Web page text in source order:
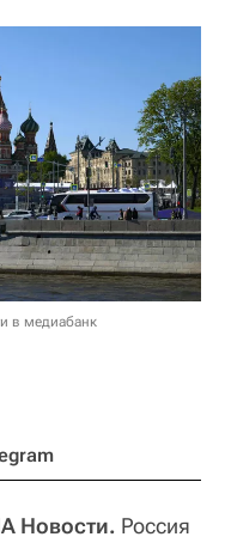
в медиабанк
Новости. Россия